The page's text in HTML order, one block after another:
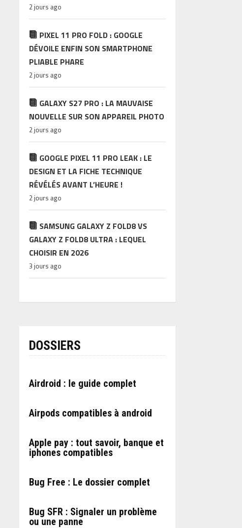
2 jours ago
PIXEL 11 PRO FOLD : GOOGLE
DÉVOILE ENFIN SON SMARTPHONE
PLIABLE PHARE
2 jours ago
GALAXY S27 PRO : LA MAUVAISE
NOUVELLE SUR SON APPAREIL PHOTO
2 jours ago
GOOGLE PIXEL 11 PRO LEAK : LE
DESIGN ET LA FICHE TECHNIQUE
RÉVÉLÉS AVANT L’HEURE !
2 jours ago
SAMSUNG GALAXY Z FOLD8 VS
GALAXY Z FOLD8 ULTRA : LEQUEL
CHOISIR EN 2026
3 jours ago
DOSSIERS
Airdroid : le guide complet
Airpods compatibles à android
Apple pay : tout savoir, banque et
iphones compatibles
Bug Free : Le dossier complet
Bug SFR : Signaler un problème
ou une panne